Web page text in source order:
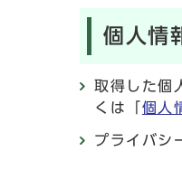
個人情
取得した個
くは「 個人
プライバシ